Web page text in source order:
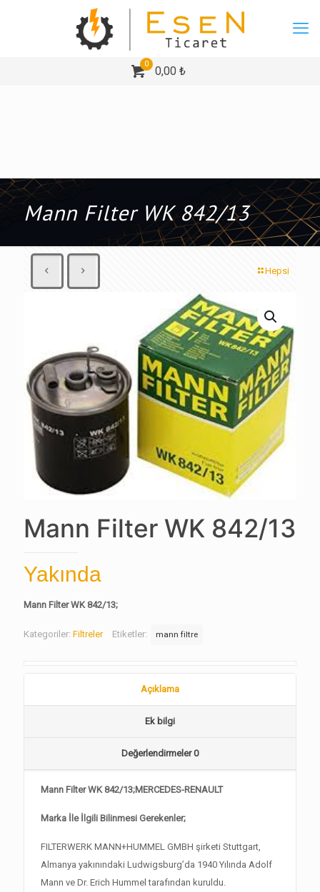
0
0,00 ₺
Mann Filter WK 842/13
Hepsi
Mann Filter WK 842/13
Yakında
Mann Filter WK 842/13;
Kategoriler: Filtreler Etiketler: mann filtre
Açıklama
Ek bilgi
Değerlendirmeler0
Mann Filter WK 842/13;MERCEDES-RENAULT
Marka İle İlgili Bilinmesi Gerekenler;
FILTERWERK MANN+HUMMEL GMBH şirketi Stuttgart,
Almanya yakınındaki Ludwigsburg’da 1940 Yılında Adolf
Mann ve Dr. Erich Hummel tarafından kuruldu.